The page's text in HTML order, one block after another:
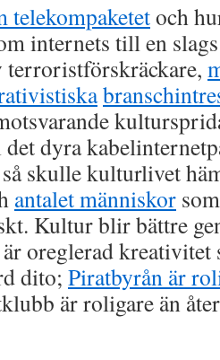
och
internets till en
terroristförskräckare,
det dyra
skulle kulturlivet
antalet människor
Kultur blir bättre
oreglerad kreativitet
dito; Piratbyrån är
är roligare än